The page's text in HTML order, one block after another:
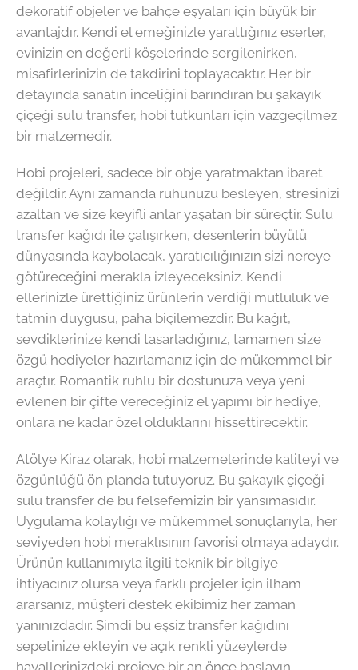
dekoratif objeler ve bahçe eşyaları için büyük bir
avantajdır. Kendi el emeğinizle yarattığınız eserler,
evinizin en değerli köşelerinde sergilenirken,
misafirlerinizin de takdirini toplayacaktır. Her bir
detayında sanatın inceliğini barındıran bu şakayık
çiçeği sulu transfer, hobi tutkunları için vazgeçilmez
bir malzemedir.
Hobi projeleri, sadece bir obje yaratmaktan ibaret
değildir. Aynı zamanda ruhunuzu besleyen, stresinizi
azaltan ve size keyifli anlar yaşatan bir süreçtir. Sulu
transfer kağıdı ile çalışırken, desenlerin büyülü
dünyasında kaybolacak, yaratıcılığınızın sizi nereye
götüreceğini merakla izleyeceksiniz. Kendi
ellerinizle ürettiğiniz ürünlerin verdiği mutluluk ve
tatmin duygusu, paha biçilemezdir. Bu kağıt,
sevdiklerinize kendi tasarladığınız, tamamen size
özgü hediyeler hazırlamanız için de mükemmel bir
araçtır. Romantik ruhlu bir dostunuza veya yeni
evlenen bir çifte vereceğiniz el yapımı bir hediye,
onlara ne kadar özel olduklarını hissettirecektir.
Atölye Kiraz olarak, hobi malzemelerinde kaliteyi ve
özgünlüğü ön planda tutuyoruz. Bu şakayık çiçeği
sulu transfer de bu felsefemizin bir yansımasıdır.
Uygulama kolaylığı ve mükemmel sonuçlarıyla, her
seviyeden hobi meraklısının favorisi olmaya adaydır.
Ürünün kullanımıyla ilgili teknik bir bilgiye
ihtiyacınız olursa veya farklı projeler için ilham
ararsanız, müşteri destek ekibimiz her zaman
yanınızdadır. Şimdi bu eşsiz transfer kağıdını
sepetinize ekleyin ve açık renkli yüzeylerde